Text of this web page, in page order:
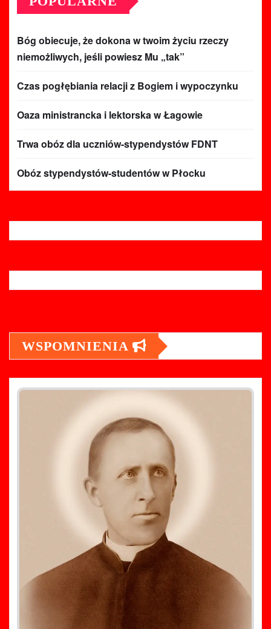
Bóg obiecuje, że dokona w twoim życiu rzeczy
niemożliwych, jeśli powiesz Mu „tak”
Czas pogłębiania relacji z Bogiem i wypoczynku
Oaza ministrancka i lektorska w Łagowie
Trwa obóz dla uczniów-stypendystów FDNT
Obóz stypendystów-studentów w Płocku
WSPOMNIENIA